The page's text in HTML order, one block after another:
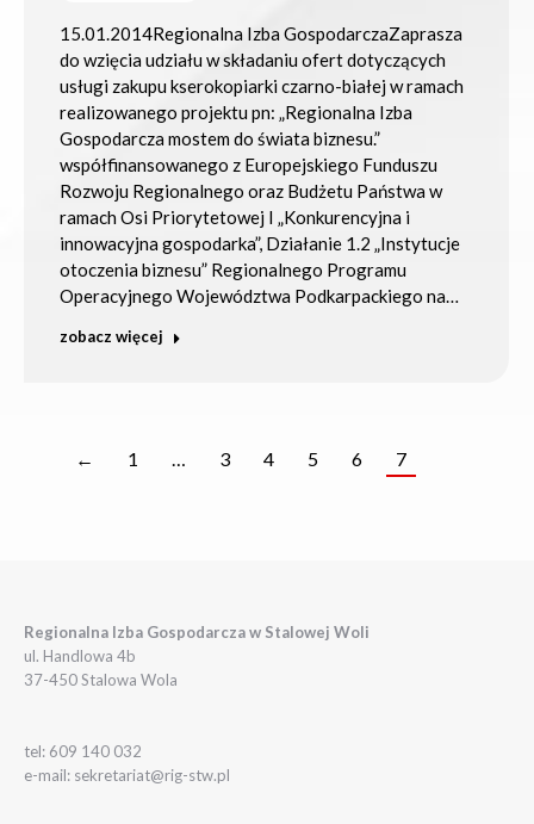
15.01.2014Regionalna Izba GospodarczaZaprasza
do wzięcia udziału w składaniu ofert dotyczących
usługi zakupu kserokopiarki czarno-białej w ramach
realizowanego projektu pn: „Regionalna Izba
Gospodarcza mostem do świata biznesu.”
współfinansowanego z Europejskiego Funduszu
Rozwoju Regionalnego oraz Budżetu Państwa w
ramach Osi Priorytetowej I „Konkurencyjna i
innowacyjna gospodarka”, Działanie 1.2 „Instytucje
otoczenia biznesu” Regionalnego Programu
Operacyjnego Województwa Podkarpackiego na…
zobacz więcej
← 1 … 3 4 5 6 7
Regionalna Izba Gospodarcza w Stalowej Woli
ul. Handlowa 4b
37-450 Stalowa Wola
tel: 609 140 032
e-mail: sekretariat@rig-stw.pl